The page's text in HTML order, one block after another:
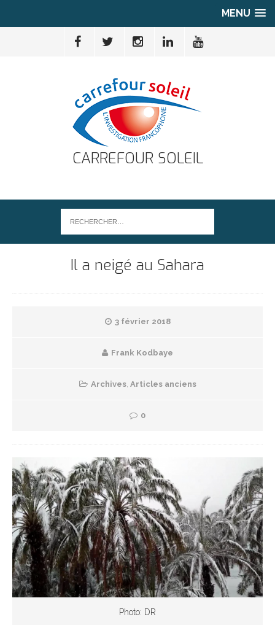
MENU
CARREFOUR SOLEIL
Il a neigé au Sahara
3 février 2018
Frank Kodbaye
Archives, Articles anciens
0
Photo: DR